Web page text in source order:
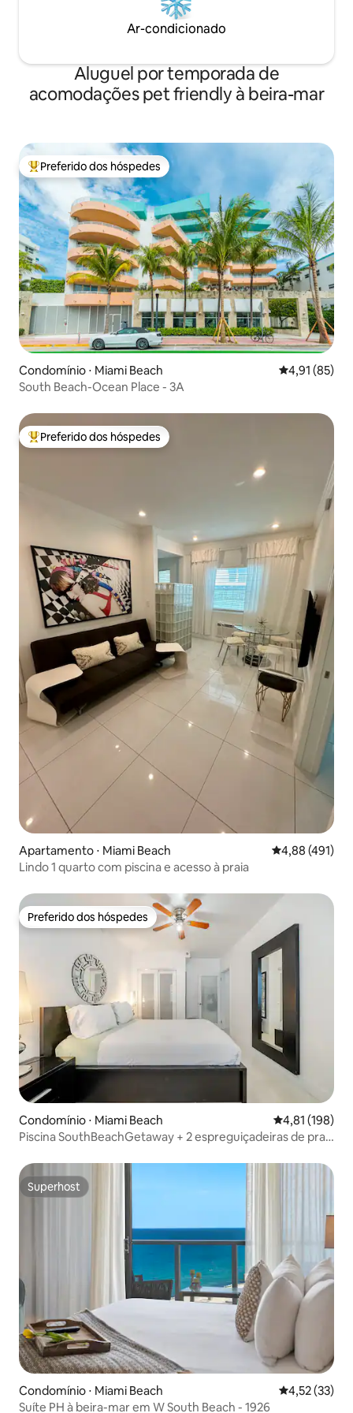
Ar-condicionado
Aluguel por temporada de
acomodações pet friendly à beira-mar
Entre os melhores preferidos dos hóspedes
Preferido dos hóspedes
Condomínio ⋅ Miami Beach 4,91 de uma
4,91 (85)
South Beach-Ocean Place - 3A
Entre os melhores preferidos dos hóspedes
Preferido dos hóspedes
Apartamento ⋅ Miami Beach 4,88 de uma
4,88 (491)
Lindo 1 quarto com piscina e acesso à praia
Preferido dos hóspedes
Preferido dos hóspedes
Condomínio ⋅ Miami Beach 4,81 de uma
4,81 (198)
Piscina SouthBeachGetaway + 2 espreguiçadeiras de praia
Superhost
Superhost
Condomínio ⋅ Miami Beach 4,52 de uma
4,52 (33)
Suíte PH à beira-mar em W South Beach - 1926